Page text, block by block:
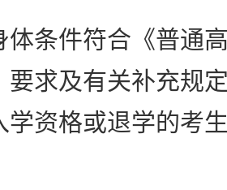
件符合《普通高
要求及有关补充规
学资格或退学的考